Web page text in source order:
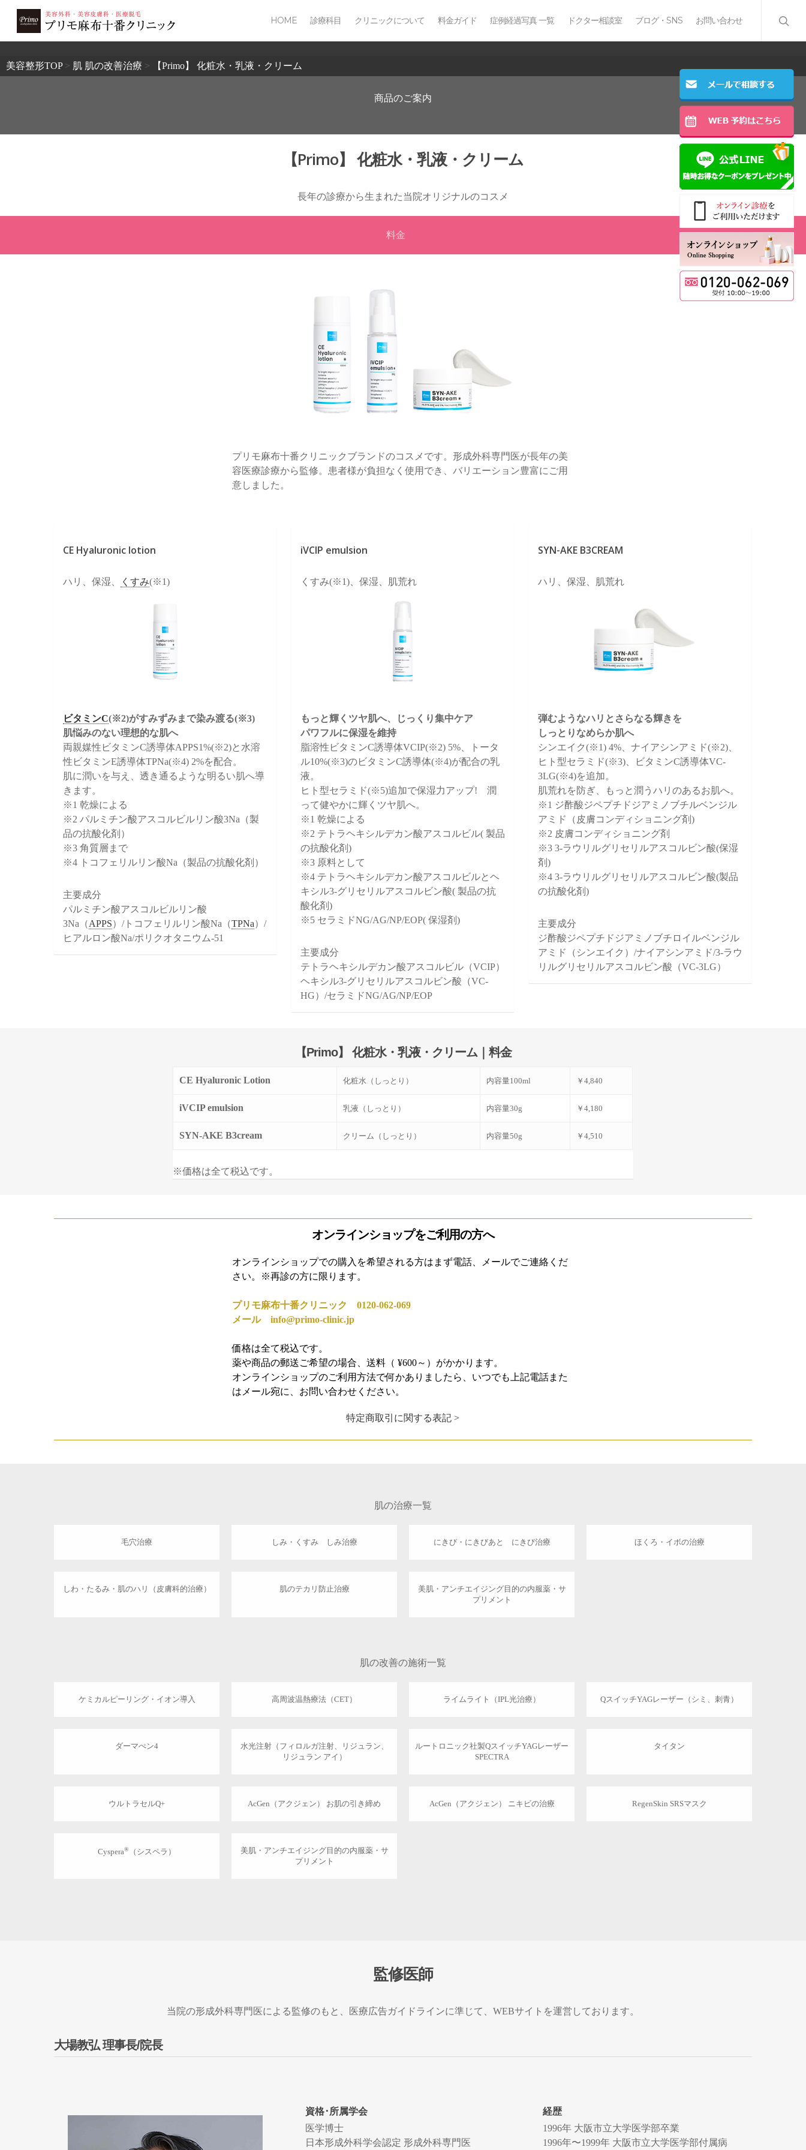
2503
HOME 診療科目 クリニックについて 料金ガイド 症例経過写真 一覧 ドクター相談室 ブログ・SNS お問い合わせ
美容整形TOP> 肌 肌の改善治療 > 【Primo】 化粧水・乳液・クリーム
商品のご案内
【Primo】 化粧水・乳液・クリーム
長年の診療から生まれた当院オリジナルのコスメ
料金
プリモ麻布十番クリニックブランドのコスメです。形成外科専門医が長年の美
容医療診療から監修。患者様が負担なく使用でき、バリエーション豊富にご用
意しました。
CE Hyaluronic lotion
ハリ、保湿、 くすみ(※1)
ビタミンC(※2)がすみずみまで染み渡る(※3)
肌悩みのない理想的な肌へ
両親媒性ビタミンC誘導体APPS1%(※2)と水溶
性ビタミンE誘導体TPNa(※4) 2%を配合。
肌に潤いを与え、透き通るような明るい肌へ導
きます。
※1 乾燥による
※2 パルミチン酸アスコルビルリン酸3Na（製
品の抗酸化剤）
※3 角質層まで
※4 トコフェリルリン酸Na（製品の抗酸化剤）
主要成分
パルミチン酸アスコルビルリン酸
3Na（APPS）/トコフェリルリン酸Na（TPNa）/
ヒアルロン酸Na/ポリクオタニウム-51
iVCIP emulsion
くすみ(※1)、保湿、肌荒れ
もっと輝くツヤ肌へ、じっくり集中ケア
パワフルに保湿を維持
脂溶性ビタミンC誘導体VCIP(※2) 5%、トータ
ル10%(※3)のビタミンC誘導体(※4)が配合の乳
液。
ヒト型セラミド(※5)追加で保湿力アップ! 潤
って健やかに輝くツヤ肌へ。
※1 乾燥による
※2 テトラヘキシルデカン酸アスコルビル( 製品
の抗酸化剤)
※3 原料として
※4 テトラヘキシルデカン酸アスコルビルとヘ
キシル3-グリセリルアスコルビン酸( 製品の抗
酸化剤)
※5 セラミドNG/AG/NP/EOP( 保湿剤)
主要成分
テトラヘキシルデカン酸アスコルビル（VCIP）
ヘキシル3-グリセリルアスコルビン酸（VC-
HG）/セラミドNG/AG/NP/EOP
SYN-AKE B3CREAM
ハリ、保湿、肌荒れ
弾むようなハリとさらなる輝きを
しっとりなめらか肌へ
シンエイク(※1) 4%、ナイアシンアミド(※2)、
ヒト型セラミド(※3)、ビタミンC誘導体VC-
3LG(※4)を追加。
肌荒れを防ぎ、もっと潤うハリのあるお肌へ。
※1 ジ酢酸ジペプチドジアミノブチルベンジル
アミド（皮膚コンディショニング剤)
※2 皮膚コンディショニング剤
※3 3-ラウリルグリセリルアスコルビン酸(保湿
剤)
※4 3-ラウリルグリセリルアスコルビン酸(製品
の抗酸化剤)
主要成分
ジ酢酸ジペプチドジアミノブチロイルベンジル
アミド（シンエイク）/ナイアシンアミド/3-ラウ
リルグリセリルアスコルビン酸（VC-3LG）
【Primo】 化粧水・乳液・クリーム｜料金
CE Hyaluronic Lotion 化粧水（しっとり） 内容量100ml ￥4,840
iVCIP emulsion 乳液（しっとり） 内容量30g ￥4,180
SYN-AKE B3cream クリーム（しっとり） 内容量50g ￥4,510
※価格は全て税込です。
オンラインショップをご利用の方へ
オンラインショップでの購入を希望される方はまず電話、メールでご連絡くだ
さい。※再診の方に限ります。
プリモ麻布十番クリニック 0120-062-069
メール info@primo-clinic.jp
価格は全て税込です。
薬や商品の郵送ご希望の場合、送料（ ¥600～）がかかります。
オンラインショップのご利用方法で何かありましたら、いつでも上記電話また
はメール宛に、お問い合わせください。
特定商取引に関する表記 >
肌の治療一覧
毛穴治療 しみ・くすみ しみ治療 にきび・にきびあと にきび治療 ほくろ・イボの治療
しわ・たるみ・肌のハリ（皮膚科的治療） 肌のテカリ防止治療
美肌・アンチエイジング目的の内服薬・サ
プリメント
肌の改善の施術一覧
ケミカルピーリング・イオン導入 高周波温熱療法（CET） ライムライト（IPL光治療） QスイッチYAGレーザー（シミ、刺青）
ダーマぺン4
水光注射（フィロルガ注射、リジュラン、
リジュラン アイ）
ルートロニック社製QスイッチYAGレーザー
SPECTRA
タイタン
ウルトラセルQ+ AcGen（アクジェン） お肌の引き締め AcGen（アクジェン） ニキビの治療 RegenSkin SRSマスク
Cyspera® （シスペラ）
美肌・アンチエイジング目的の内服薬・サ
プリメント
監修医師
当院の形成外科専門医による監修のもと、医療広告ガイドラインに準じて、WEBサイトを運営しております。
大場教弘 理事長/院長
資格･所属学会
医学博士
日本形成外科学会認定 形成外科専門医
経歴
1996年 大阪市立大学医学部卒業
1996年〜1999年 大阪市立大学医学部付属病